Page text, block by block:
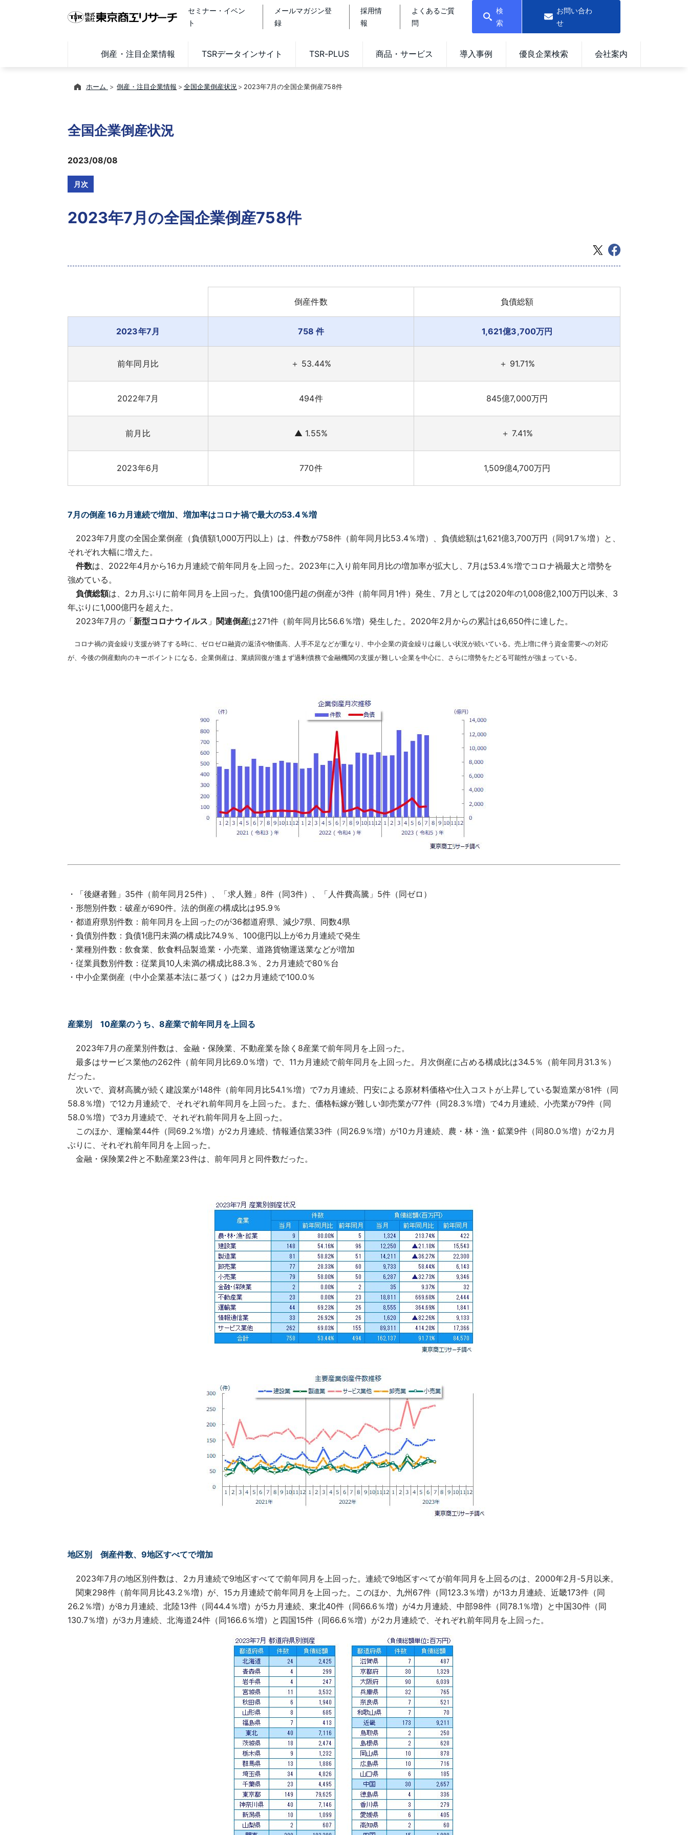
セミナー・イベン
ト
メールマガジン登
録
採用情
報
よくあるご質
問
検
索
お問い合わ
せ
倒産・注目企業情報 TSRデータインサイト TSR-PLUS 商品・サービス 導入事例 優良企業検索 会社案内
ホーム 倒産・注目企業情報 全国企業倒産状況 2023年7月の全国企業倒産758件
全国企業倒産状況
2023/08/08
月次
2023年7月の全国企業倒産758件
倒産件数 負債総額
2023年7月 758 件 1,621億3,700万円
前年同月比 ＋ 53.44% ＋ 91.71%
2022年7月 494件 845億7,000万円
前月比 ▲ 1.55% ＋ 7.41%
2023年6月 770件 1,509億4,700万円
7月の倒産 16カ月連続で増加、増加率はコロナ禍で最大の53.4％増
2023年7月度の全国企業倒産（負債額1,000万円以上）は、件数が758件（前年同月比53.4％増）、負債総額は1,621億3,700万円（同91.7％増）と、
それぞれ大幅に増えた。
件数は、2022年4月から16カ月連続で前年同月を上回った。2023年に入り前年同月比の増加率が拡大し、7月は53.4％増でコロナ禍最大と増勢を
強めている。
負債総額は、2カ月ぶりに前年同月を上回った。負債100億円超の倒産が3件（前年同月1件）発生、7月としては2020年の1,008億2,100万円以来、3
年ぶりに1,000億円を超えた。
2023年7月の「新型コロナウイルス 」 関連倒産は271件（前年同月比56.6％増）発生した。2020年2月からの累計は6,650件に達した。
コロナ禍の資金繰り支援が終了する時に、ゼロゼロ融資の返済や物価高、人手不足などが重なり、中小企業の資金繰りは厳しい状況が続いている。売上増に伴う資金需要への対応
が、今後の倒産動向のキーポイントになる。企業倒産は、業績回復が進まず過剰債務で金融機関の支援が難しい企業を中心に、さらに増勢をたどる可能性が強まっている。
・「後継者難」35件（前年同月25件）、「求人難」8件（同3件）、「人件費高騰」5件（同ゼロ）
・形態別件数：破産が690件。法的倒産の構成比は95.9％
・都道府県別件数：前年同月を上回ったのが36都道府県、減少7県、同数4県
・負債別件数：負債1億円未満の構成比74.9％、100億円以上が6カ月連続で発生
・業種別件数：飲食業、飲食料品製造業・小売業、道路貨物運送業などが増加
・従業員数別件数：従業員10人未満の構成比88.3％、2カ月連続で80％台
・中小企業倒産（中小企業基本法に基づく）は2カ月連続で100.0％
産業別 10産業のうち、8産業で前年同月を上回る
2023年7月の産業別件数は、金融・保険業、不動産業を除く8産業で前年同月を上回った。
最多はサービス業他の262件（前年同月比69.0％増）で、11カ月連続で前年同月を上回った。月次倒産に占める構成比は34.5％（前年同月31.3％）
だった。
次いで、資材高騰が続く建設業が148件（前年同月比54.1％増）で7カ月連続、円安による原材料価格や仕入コストが上昇している製造業が81件（同
58.8％増）で12カ月連続で、それぞれ前年同月を上回った。また、価格転嫁が難しい卸売業が77件（同28.3％増）で4カ月連続、小売業が79件（同
58.0％増）で3カ月連続で、それぞれ前年同月を上回った。
このほか、運輸業44件（同69.2％増）が2カ月連続、情報通信業33件（同26.9％増）が10カ月連続、農・林・漁・鉱業9件（同80.0％増）が2カ月
ぶりに、それぞれ前年同月を上回った。
金融・保険業2件と不動産業23件は、前年同月と同件数だった。
地区別 倒産件数、9地区すべてで増加
2023年7月の地区別件数は、2カ月連続で9地区すべてで前年同月を上回った。連続で9地区すべてが前年同月を上回るのは、2000年2月-5月以来。
関東298件（前年同月比43.2％増）が、15カ月連続で前年同月を上回った。このほか、九州67件（同123.3％増）が13カ月連続、近畿173件（同
26.2％増）が8カ月連続、北陸13件（同44.4％増）が5カ月連続、東北40件（同66.6％増）が4カ月連続、中部98件（同78.1％増）と中国30件（同
130.7％増）が3カ月連続、北海道24件（同166.6％増）と四国15件（同66.6％増）が2カ月連続で、それぞれ前年同月を上回った。